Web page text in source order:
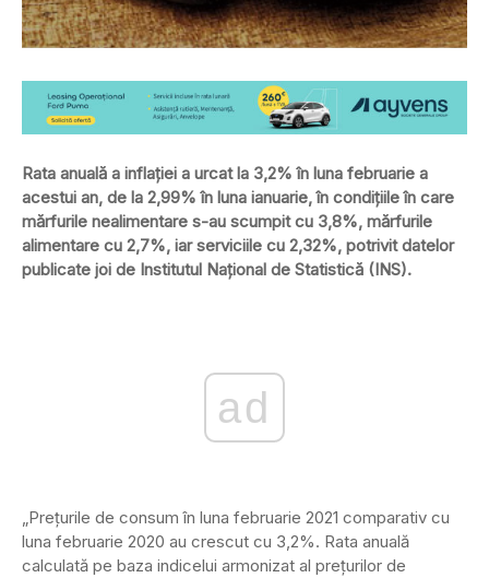
Rata anuală a inflaţiei a urcat la 3,2% în luna februarie a
acestui an, de la 2,99% în luna ianuarie, în condiţiile în care
mărfurile nealimentare s-au scumpit cu 3,8%, mărfurile
alimentare cu 2,7%, iar serviciile cu 2,32%, potrivit datelor
publicate joi de Institutul Naţional de Statistică (INS).
ad
„Preţurile de consum în luna februarie 2021 comparativ cu
luna februarie 2020 au crescut cu 3,2%. Rata anuală
calculată pe baza indicelui armonizat al preţurilor de